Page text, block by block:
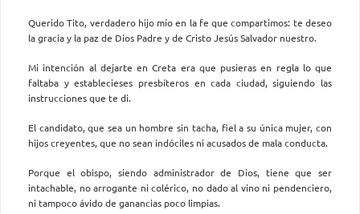
Querido Tito, verdadero hijo mío en la fe que compartimos: te deseo
la gracia y la paz de Dios Padre y de Cristo Jesús Salvador nuestro.
Mi intención al dejarte en Creta era que pusieras en regla lo que
faltaba y establecieses presbíteros en cada ciudad, siguiendo las
instrucciones que te di.
El candidato, que sea un hombre sin tacha, fiel a su única mujer, con
hijos creyentes, que no sean indóciles ni acusados de mala conducta.
Porque el obispo, siendo administrador de Dios, tiene que ser
intachable, no arrogante ni colérico, no dado al vino ni pendenciero,
ni tampoco ávido de ganancias poco limpias.